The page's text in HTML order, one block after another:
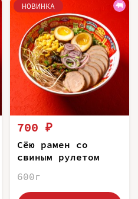
НОВИНКА
700 ₽
Сёю рамен со
свиным рулетом
600г